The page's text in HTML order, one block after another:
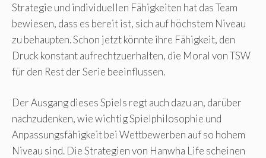
Strategie und individuellen Fähigkeiten hat das Team
bewiesen, dass es bereit ist, sich auf höchstem Niveau
zu behaupten. Schon jetzt könnte ihre Fähigkeit, den
Druck konstant aufrechtzuerhalten, die Moral von TSW
für den Rest der Serie beeinflussen.
Der Ausgang dieses Spiels regt auch dazu an, darüber
nachzudenken, wie wichtig Spielphilosophie und
Anpassungsfähigkeit bei Wettbewerben auf so hohem
Niveau sind. Die Strategien von Hanwha Life scheinen